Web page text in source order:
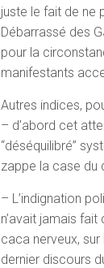
juste le fait de ne
Débarrassé des
pour la
manifestants
Autres indices,
– d’abord cet
“déséquilibré”
zappe la case du
– L’indignation
n’avait jamais fait
caca nerveux,
dernier discours